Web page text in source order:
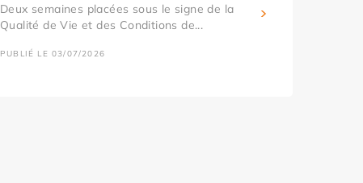
Deux semaines placées sous le signe de la
Qualité de Vie et des Conditions de...
PUBLIÉ LE 03/07/2026